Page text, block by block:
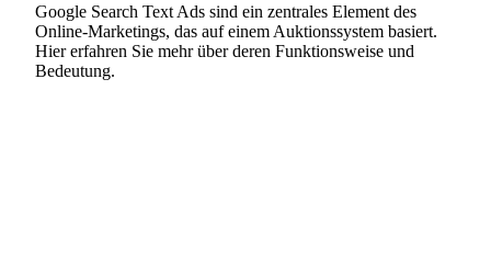
Google Search Text Ads sind ein zentrales Element des
Online-Marketings, das auf einem Auktionssystem basiert.
Hier erfahren Sie mehr über deren Funktionsweise und
Bedeutung.